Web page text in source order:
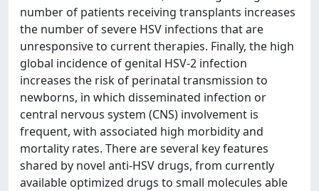
number of patients receiving transplants increases
the number of severe HSV infections that are
unresponsive to current therapies. Finally, the high
global incidence of genital HSV-2 infection
increases the risk of perinatal transmission to
newborns, in which disseminated infection or
central nervous system (CNS) involvement is
frequent, with associated high morbidity and
mortality rates. There are several key features
shared by novel anti-HSV drugs, from currently
available optimized drugs to small molecules able